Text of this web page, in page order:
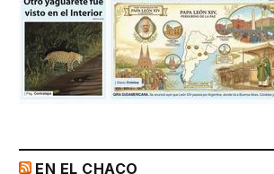
EN EL CHACO